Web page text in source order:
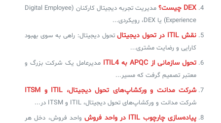
DEX چیست؟
مدیریت تجربه دیجیتال کارکنان (Digital Employee
Experience) یا DEX، رویکردی...
نقش ITIL در تحول دیجیتال
تحول دیجیتال: راهی به سوی بهبود
کارایی و رضایت مشتری...
تحول سازمانی از APQC به ITIL4
مدیرعامل یک شرکت بزرگ و
معتبر تصمیم گرفت که مسیر...
شرکت مدانت و ورکشاپ‌های تحول دیجیتال، ITIL و ITSM
شرکت مدانت و ورکشاپ‌های تحول دیجیتال، ITIL و ITSM در...
پیاده‌سازی چارچوب ITIL در واحد فروش
واحد فروش، دخل هر